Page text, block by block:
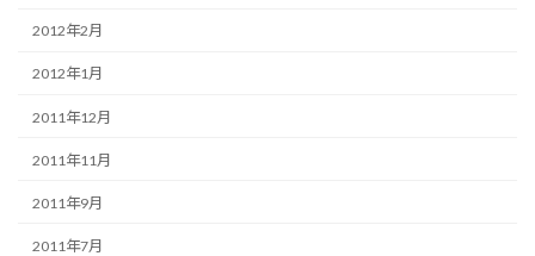
2012年2月
2012年1月
2011年12月
2011年11月
2011年9月
2011年7月